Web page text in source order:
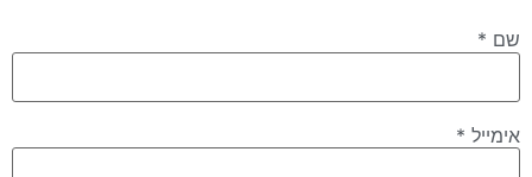
שם *
אימייל *